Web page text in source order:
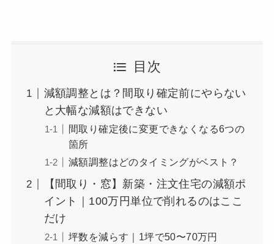
目次
減額調整とは？間取り確定前にやらない
と大幅な減額はできない
間取り確定後に変更できなくなる6つの
箇所
減額調整はどのタイミングがベスト？
【間取り・窓】新築・注文住宅の減額ポ
イント｜100万円単位で削れるのはここ
だけ
坪数を減らす｜1坪で50〜70万円